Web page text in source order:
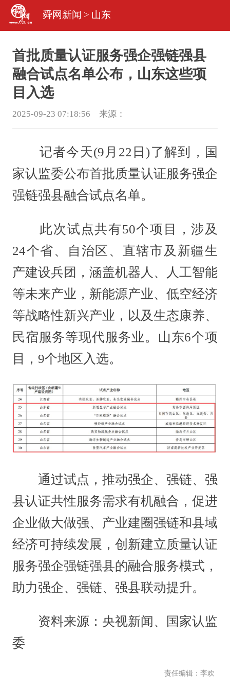
舜网新闻 > 山东
首批质量认证服务强企强链强县
融合试点名单公布，山东这些项
目入选
2025-09-23 07:18:56 来源：
记者今天(9月22日)了解到，国
家认监委公布首批质量认证服务强企
强链强县融合试点名单。
此次试点共有50个项目，涉及
24个省、自治区、直辖市及新疆生
产建设兵团，涵盖机器人、人工智能
等未来产业，新能源产业、低空经济
等战略性新兴产业，以及生态康养、
民宿服务等现代服务业。山东6个项
目，9个地区入选。
通过试点，推动强企、强链、强
县认证共性服务需求有机融合，促进
企业做大做强、产业建圈强链和县域
经济可持续发展，创新建立质量认证
服务强企强链强县的融合服务模式，
助力强企、强链、强县联动提升。
资料来源：央视新闻、国家认监
委
责任编辑：李欢